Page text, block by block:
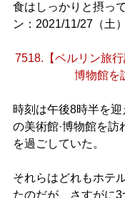
食はしっかりと摂っ
ン：2021/11/27（土
7518.【ベルリン旅
博物館を
時刻は午後8時半を
の美術館·博物館を訪
を過ごしていた。
それらはどれもホテ
たのだが、さすがに